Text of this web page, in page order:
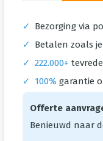
✓ Bezorging via
✓
Betalen zoals
✓ 222.000+
✓
100% garantie
Offerte
Benieuwd naar